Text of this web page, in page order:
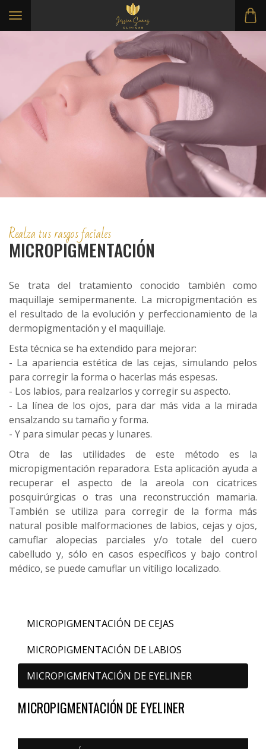
Toggle navigation
Realza tus rasgos faciales
MICROPIGMENTACIÓN
Se trata del tratamiento conocido también como
maquillaje semipermanente. La micropigmentación es
el resultado de la evolución y perfeccionamiento de la
dermopigmentación y el maquillaje.
Esta técnica se ha extendido para mejorar:
- La apariencia estética de las cejas, simulando pelos
para corregir la forma o hacerlas más espesas.
- Los labios, para realzarlos y corregir su aspecto.
- La línea de los ojos, para dar más vida a la mirada
ensalzando su tamaño y forma.
- Y para simular pecas y lunares.
Otra de las utilidades de este método es la
micropigmentación reparadora. Esta aplicación ayuda a
recuperar el aspecto de la areola con cicatrices
posquirúrgicas o tras una reconstrucción mamaria.
También se utiliza para corregir de la forma más
natural posible malformaciones de labios, cejas y ojos,
camuflar alopecias parciales y/o totale del cuero
cabelludo y, sólo en casos específicos y bajo control
médico, se puede camuflar un vitíligo localizado.
MICROPIGMENTACIÓN DE CEJAS
MICROPIGMENTACIÓN DE LABIOS
MICROPIGMENTACIÓN DE EYELINER
MICROPIGMENTACIÓN DE EYELINER